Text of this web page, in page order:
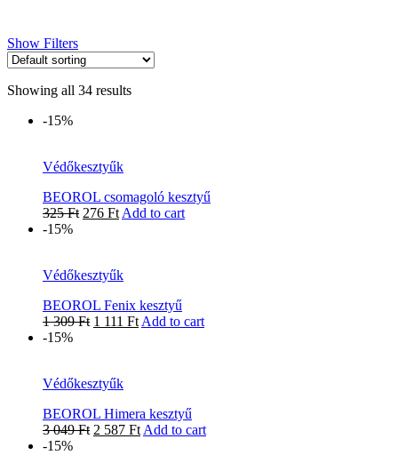
Show Filters
Showing all 34 results
-15%
Védőkesztyűk
BEOROL csomagoló kesztyű
325Ft 276 Ft Add to cart
-15%
Védőkesztyűk
BEOROL Fenix kesztyű
1 309Ft 1 111 Ft Add to cart
-15%
Védőkesztyűk
BEOROL Himera kesztyű
3 049Ft 2 587 Ft Add to cart
-15%